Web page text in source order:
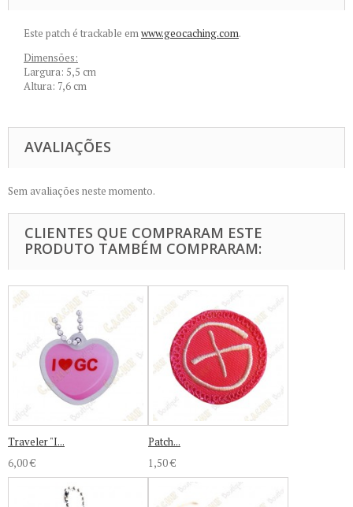
Este patch é trackable emwww.geocaching.com.
Dimensões:
Largura: 5,5 cm
Altura: 7,6 cm
AVALIAÇÕES
Sem avaliações neste momento.
CLIENTES QUE COMPRARAM ESTE
PRODUTO TAMBÉM COMPRARAM:
Traveler "I...
6,00 €
Patch...
1,50 €